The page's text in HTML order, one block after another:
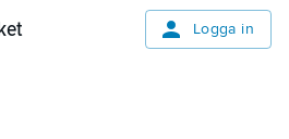
Logga in